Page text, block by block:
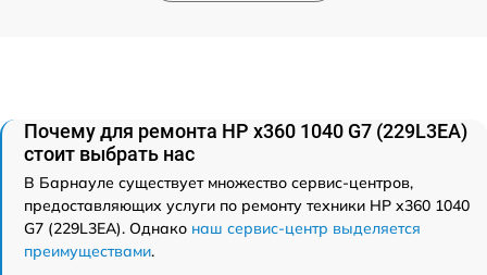
Почему для ремонта HP x360 1040 G7 (229L3EA)
стоит выбрать нас
В Барнауле существует множество сервис-центров,
предоставляющих услуги по ремонту техники HP x360 1040
G7 (229L3EA). Однако наш сервис-центр выделяется
преимуществами.